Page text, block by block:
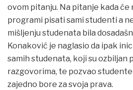
ovom pitanju. Na pitanje kada će
programi pisati sami studenti a
mišljenju studenata bila
Konaković je naglasio da ipak
samih studenata, koji su ozbiljan
razgovorima, te pozvao studente
zajedno bore za svoja prava.